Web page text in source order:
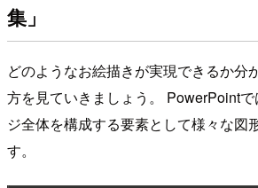
集」
どのようなお絵描きが実現できるか分
方を見ていきましょう。 PowerPoint
ジ全体を構成する要素として様々な図
す。